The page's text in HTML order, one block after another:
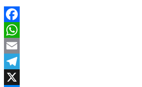
Facebook
WhatsApp
Email
Telegram